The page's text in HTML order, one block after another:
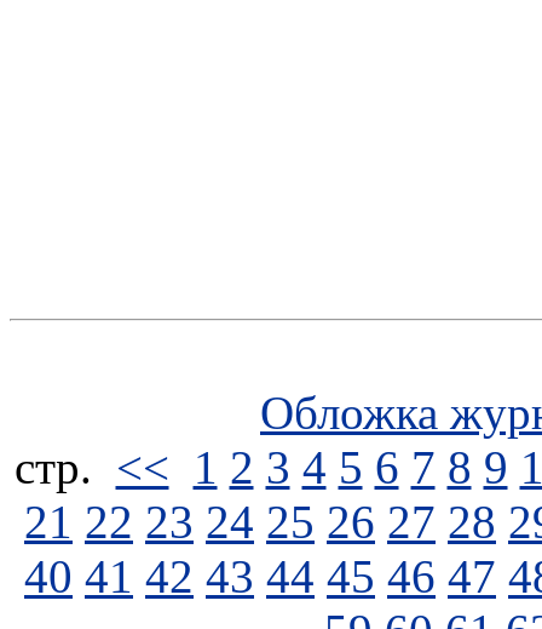
Обложка
стp. << 1 2 3 4 5 6 7 8 9
21 22 23 24 25 26 27 28
40 41 42 43 44 45 46 47